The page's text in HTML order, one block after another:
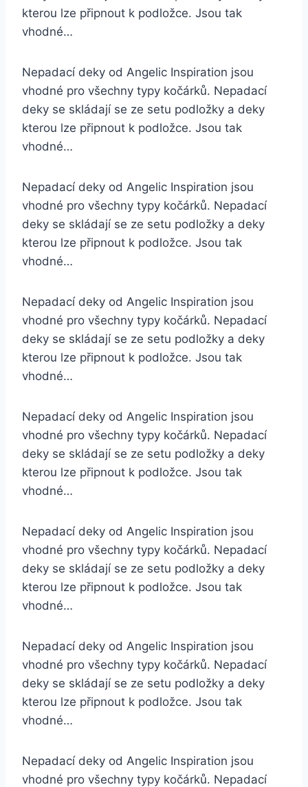
kterou lze připnout k podložce. Jsou tak
vhodné…
Nepadací deky od Angelic Inspiration jsou
vhodné pro všechny typy kočárků. Nepadací
deky se skládají se ze setu podložky a deky
kterou lze připnout k podložce. Jsou tak
vhodné…
Nepadací deky od Angelic Inspiration jsou
vhodné pro všechny typy kočárků. Nepadací
deky se skládají se ze setu podložky a deky
kterou lze připnout k podložce. Jsou tak
vhodné…
Nepadací deky od Angelic Inspiration jsou
vhodné pro všechny typy kočárků. Nepadací
deky se skládají se ze setu podložky a deky
kterou lze připnout k podložce. Jsou tak
vhodné…
Nepadací deky od Angelic Inspiration jsou
vhodné pro všechny typy kočárků. Nepadací
deky se skládají se ze setu podložky a deky
kterou lze připnout k podložce. Jsou tak
vhodné…
Nepadací deky od Angelic Inspiration jsou
vhodné pro všechny typy kočárků. Nepadací
deky se skládají se ze setu podložky a deky
kterou lze připnout k podložce. Jsou tak
vhodné…
Nepadací deky od Angelic Inspiration jsou
vhodné pro všechny typy kočárků. Nepadací
deky se skládají se ze setu podložky a deky
kterou lze připnout k podložce. Jsou tak
vhodné…
Nepadací deky od Angelic Inspiration jsou
vhodné pro všechny typy kočárků. Nepadací